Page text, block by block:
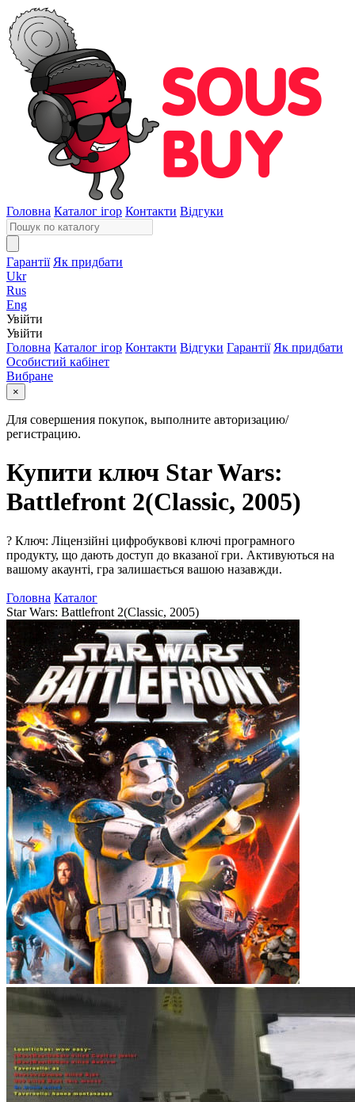
Головна Каталог ігор Контакти Відгуки
Гарантії Як придбати
Ukr
Rus
Eng
Увійти
Увійти
Головна Каталог ігор Контакти Відгуки Гарантії Як придбати
Особистий кабінет
Вибране
×
Для совершения покупок, выполните авторизацию/
регистрацию.
Купити ключ Star Wars:
Battlefront 2(Classic, 2005)
? Ключ: Ліцензійні цифробуквові ключі програмного
продукту, що дають доступ до вказаної гри. Активуються на
вашому акаунті, гра залишається вашою назавжди.
Головна Каталог
Star Wars: Battlefront 2(Classic, 2005)